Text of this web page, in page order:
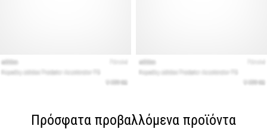
Πρόσφατα προβαλλόμενα προϊόντα